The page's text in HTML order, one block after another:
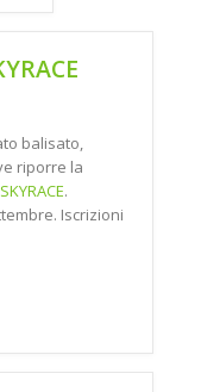
balisato,
riporre la
.
Iscrizioni